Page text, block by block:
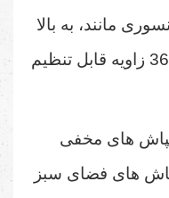
مانند، به بالا
بیایند و بصورت زاویه 180 یا 360 زاویه قابل تنظیم
آبپاش های مخفی
های فضای سبز